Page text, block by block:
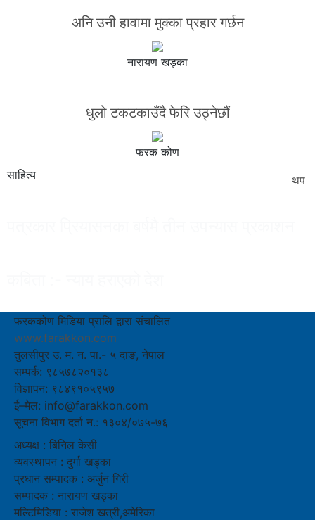
अनि उनी हावामा मुक्का प्रहार गर्छन
नारायण खड्का
धुलो टकटकाउँदै फेरि उठ्नेछौं
फरक कोण
साहित्य
थप
फरककोण मिडिया प्रालि द्वारा संचालित
www.farakkon.com
तुलसीपुर उ. म. न. पा.- ५ दाङ, नेपाल
सम्पर्क: ९८५७८२०१३८
विज्ञापन: ९८४९१०५९५७
ई–मेल: info@farakkon.com
सूचना विभाग दर्ता न.: १३०४/०७५-७६
अध्यक्ष : बिनिल केसी
व्यवस्थापन : दुर्गा खड्का
प्रधान सम्पादक : अर्जुन गिरी
सम्पादक : नारायण खड्का
मल्टिमिडिया : राजेश खत्री,अमेरिका